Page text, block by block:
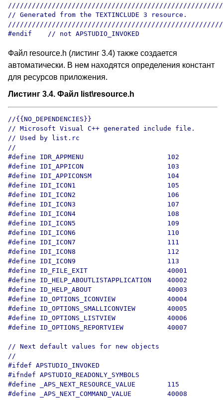
// Generated from the TEXTINCLUDE 3 resource.
Файл resource.h (листинг 3.4) также создается
автоматически. В нем находятся определения констант
для ресурсов приложения.
Листинг 3.4. Файл list\resource.h
//{{NO_DEPENDENCIES}}
// Microsoft Visual C++ generated include file.
// Used by list.rc
//
#define IDR_APPMENU                     102
#define IDI_APPICON                     103
#define IDI_APPICONSM                   104
#define IDI_ICON1                       105
#define IDI_ICON2                       106
#define IDI_ICON3                       107
#define IDI_ICON4                       108
#define IDI_ICON5                       109
#define IDI_ICON6                       110
#define IDI_ICON7                       111
#define IDI_ICON8                       112
#define IDI_ICON9                       113
#define ID_FILE_EXIT                    40001
#define ID_HELP_ABOUTLISTAPPLICATION    40002
#define ID_HELP_ABOUT                   40003
#define ID_OPTIONS_ICONVIEW             40004
#define ID_OPTIONS_SMALLICONVIEW        40005
#define ID_OPTIONS_LISTVIEW             40006
#define ID_OPTIONS_REPORTVIEW           40007
// Next default values for new objects
//
#ifdef APSTUDIO_INVOKED
#ifndef APSTUDIO_READONLY_SYMBOLS
#define _APS_NEXT_RESOURCE_VALUE        115
#define _APS_NEXT_COMMAND_VALUE         40008